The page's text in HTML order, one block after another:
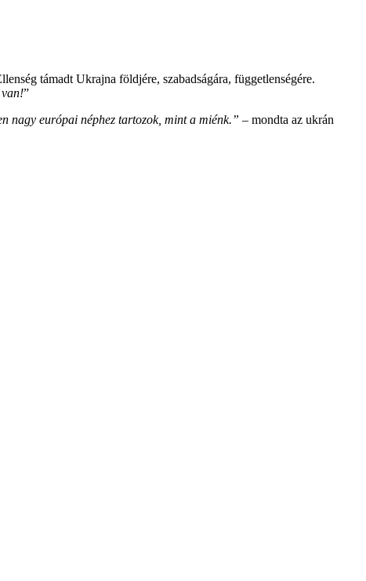
támadt Ukrajna földjére, szabadságára, függetlenségére.
”
nagy európai néphez tartozok, mint a miénk.” – mondta az ukrán